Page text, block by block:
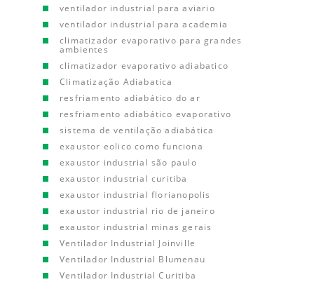
ventilador industrial para aviario
ventilador industrial para academia
climatizador evaporativo para grandes
ambientes
climatizador evaporativo adiabatico
Climatização Adiabatica
resfriamento adiabático do ar
resfriamento adiabático evaporativo
sistema de ventilação adiabática
exaustor eolico como funciona
exaustor industrial são paulo
exaustor industrial curitiba
exaustor industrial florianopolis
exaustor industrial rio de janeiro
exaustor industrial minas gerais
Ventilador Industrial Joinville
Ventilador Industrial Blumenau
Ventilador Industrial Curitiba